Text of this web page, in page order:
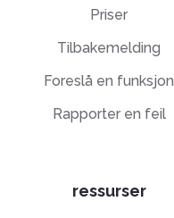
Priser
Tilbakemelding
Foreslå en funksjon
Rapporter en feil
ressurser